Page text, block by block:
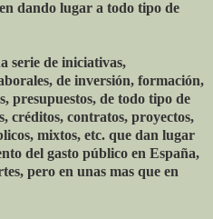
dando lugar a todo tipo de
serie de iniciativas,
de inversión, formación,
presupuestos, de todo tipo de
créditos, contratos, proyectos,
mixtos, etc. que dan lugar
del gasto público en España,
pero en unas mas que en